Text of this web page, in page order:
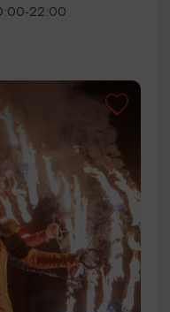
22:00